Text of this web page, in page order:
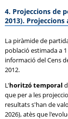
4. Projeccions de
2013).
La piràmide de
població estimada a
informació del Cens
2012.
L'horitzó temporal
que per a les
resultats s'han de
2026), atès que